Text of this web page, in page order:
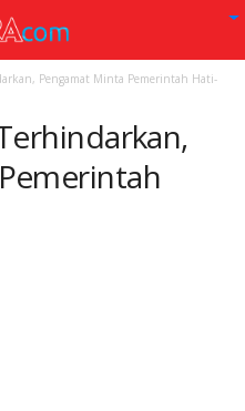
Pengamat Minta Pemerintah Hati-